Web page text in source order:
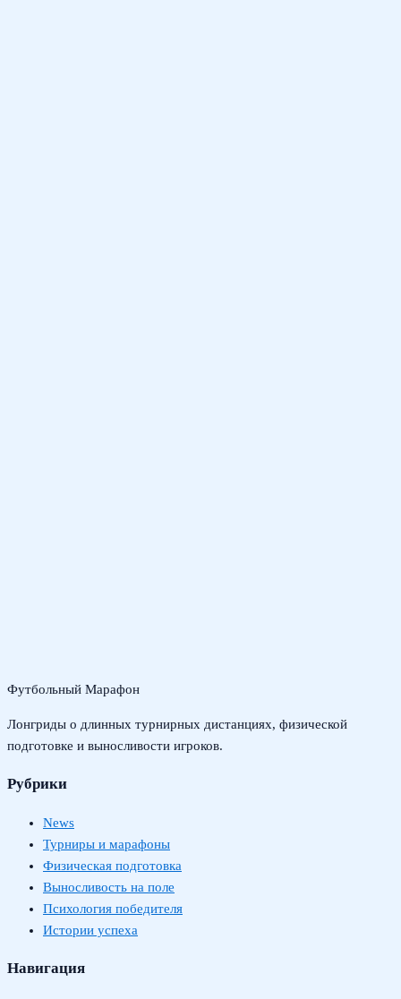
Футбольный Марафон
Лонгриды о длинных турнирных дистанциях, физической
подготовке и выносливости игроков.
Рубрики
News
Турниры и марафоны
Физическая подготовка
Выносливость на поле
Психология победителя
Истории успеха
Навигация